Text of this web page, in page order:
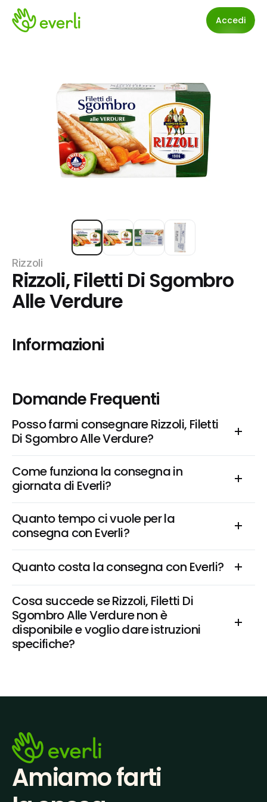
Accedi
Rizzoli
Rizzoli, Filetti Di Sgombro
Alle Verdure
Informazioni
Domande Frequenti
Posso farmi consegnare Rizzoli, Filetti
Di Sgombro Alle Verdure?
Come funziona la consegna in
giornata di Everli?
Quanto tempo ci vuole per la
consegna con Everli?
Quanto costa la consegna con Everli?
Cosa succede se Rizzoli, Filetti Di
Sgombro Alle Verdure non è
disponibile e voglio dare istruzioni
specifiche?
Amiamo farti